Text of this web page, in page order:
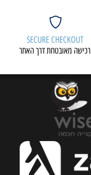
SECURE CHECKOUT
רכישה מאובטחת דרך האתר